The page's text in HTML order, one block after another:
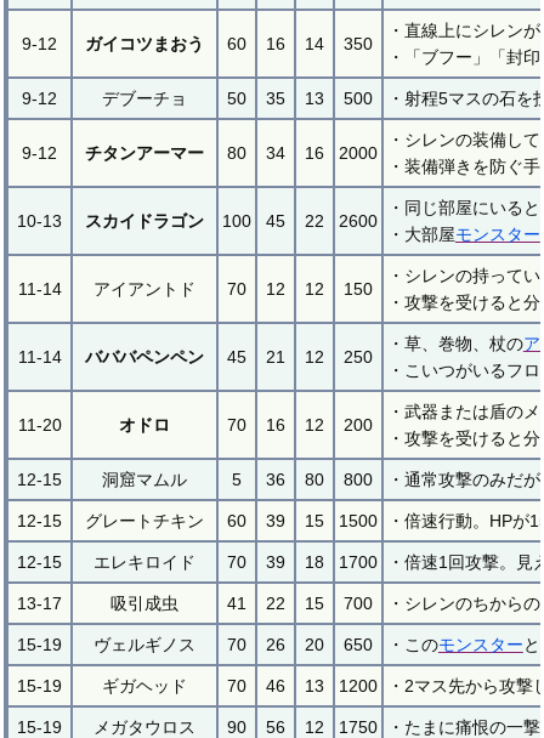
9-12 ガイコツまおう 60 16 14 350
・直線上にシレン
・「ブフー」「封
9-12 デブーチョ 50 35 13 500 ・射程5マスの石を
9-12 チタンアーマー 80 34 16 2000
・シレンの装備し
・装備弾きを防ぐ
10-13 スカイドラゴン 100 45 22 2600
・同じ部屋にいる
・大部屋モンスター
11-14 アイアントド 70 12 12 150
・シレンの持ってい
・攻撃を受けると
11-14 バババペンペン 45 21 12 250
・草、巻物、杖のア
・こいつがいるフ
11-20 オドロ 70 16 12 200
・武器または盾の
・攻撃を受けると
12-15 洞窟マムル 5 36 80 800 ・通常攻撃のみだ
12-15 グレートチキン 60 39 15 1500 ・倍速行動。HPが
12-15 エレキロイド 70 39 18 1700 ・倍速1回攻撃。見
13-17 吸引成虫 41 22 15 700 ・シレンのちから
15-19 ヴェルギノス 70 26 20 650 ・このモンスター
15-19 ギガヘッド 70 46 13 1200 ・2マス先から攻撃
15-19 メガタウロス 90 56 12 1750 ・たまに痛恨の一